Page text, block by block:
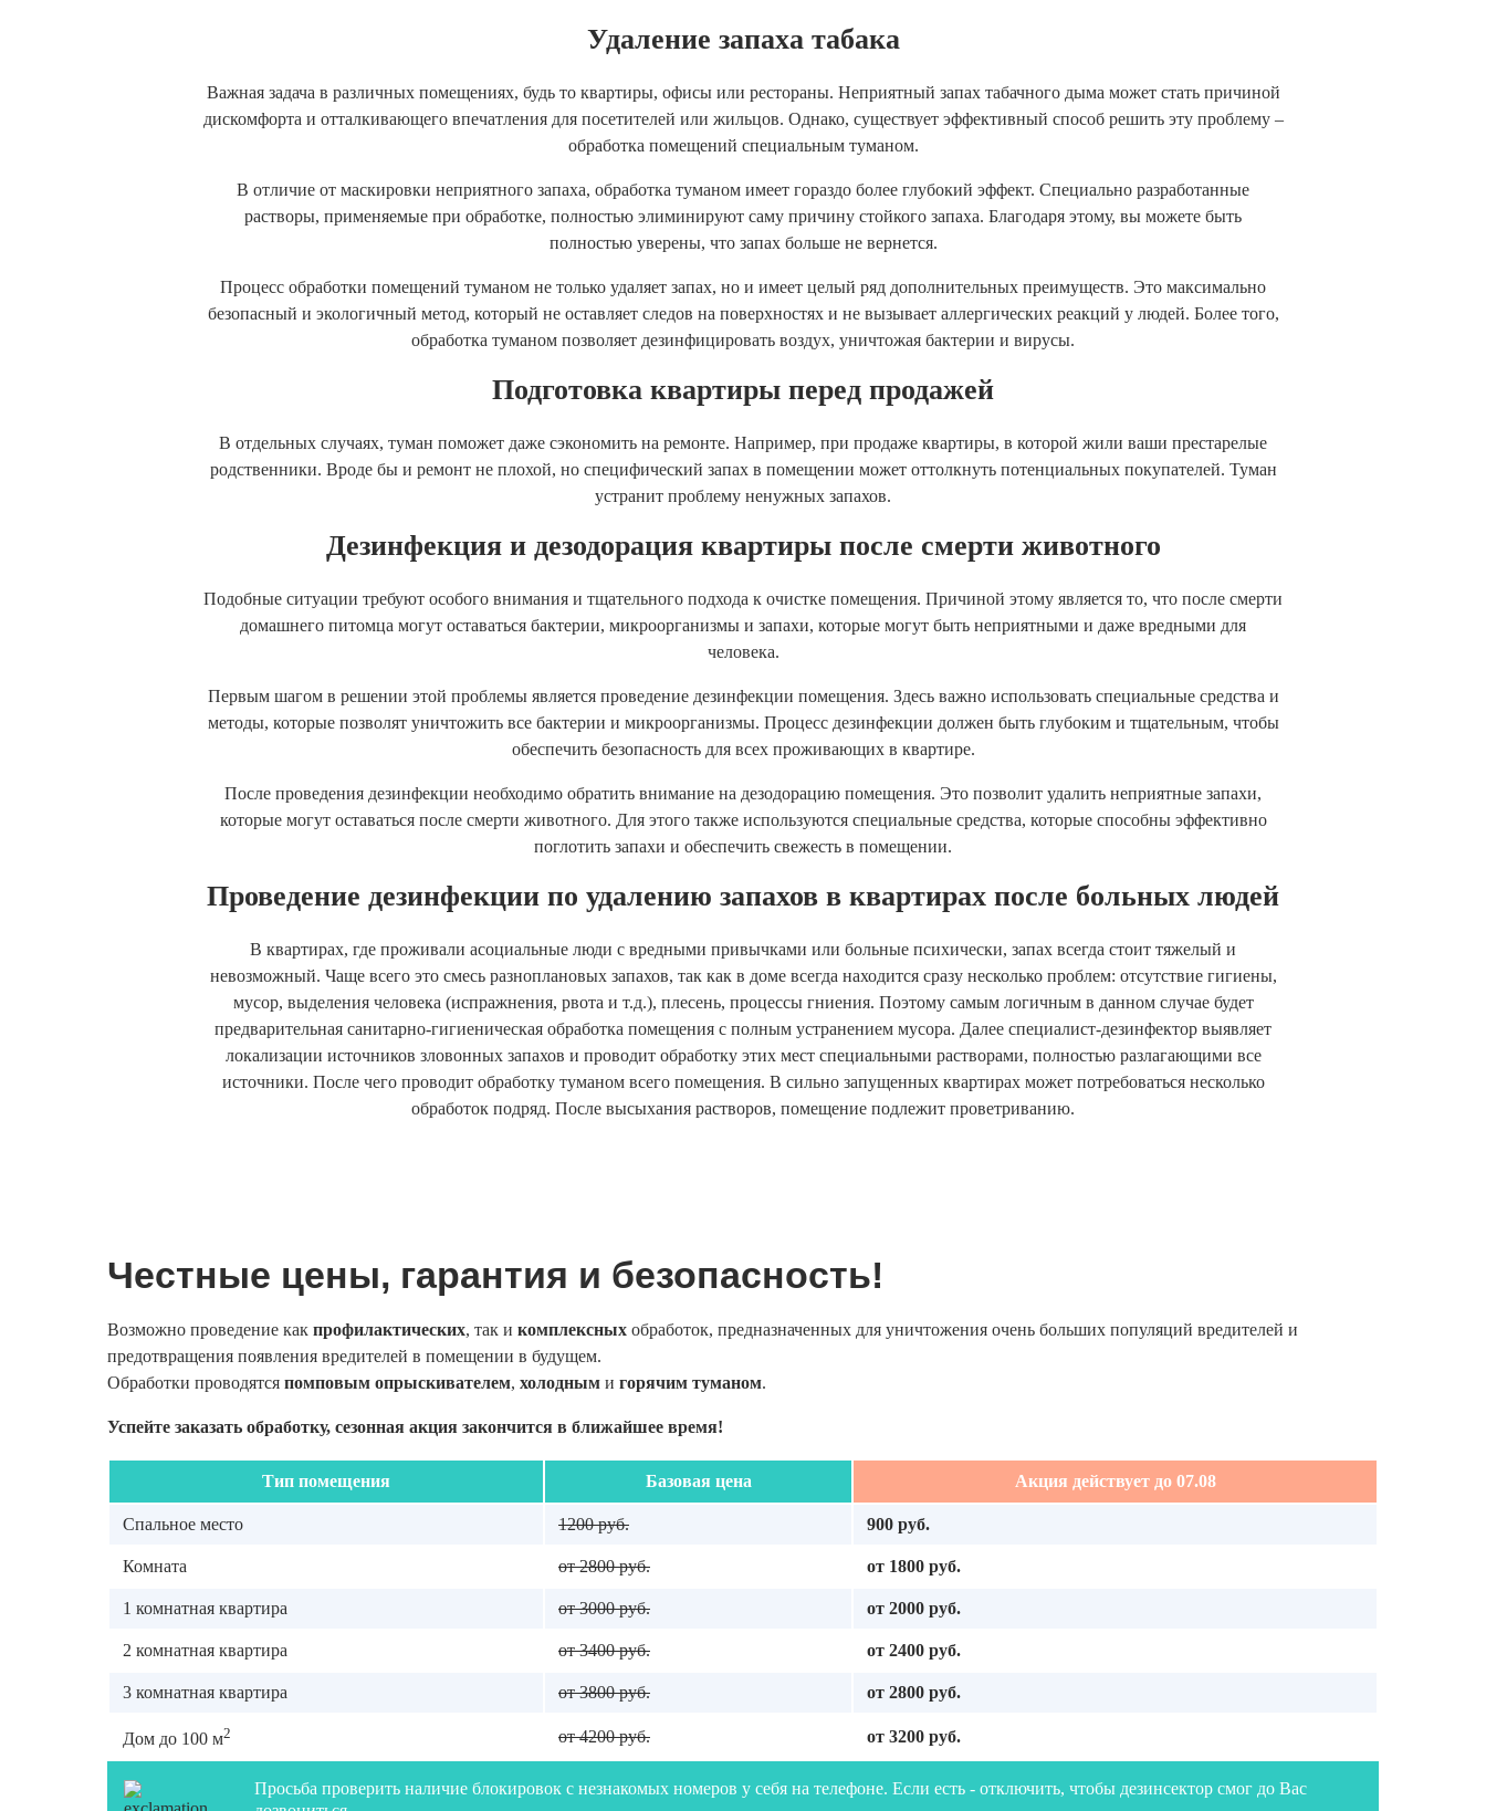
Удаление запаха табака
Важная задача в различных помещениях, будь то квартиры, офисы или рестораны. Неприятный запах табачного дыма может стать причиной
дискомфорта и отталкивающего впечатления для посетителей или жильцов. Однако, существует эффективный способ решить эту проблему –
обработка помещений специальным туманом.
В отличие от маскировки неприятного запаха, обработка туманом имеет гораздо более глубокий эффект. Специально разработанные
растворы, применяемые при обработке, полностью элиминируют саму причину стойкого запаха. Благодаря этому, вы можете быть
полностью уверены, что запах больше не вернется.
Процесс обработки помещений туманом не только удаляет запах, но и имеет целый ряд дополнительных преимуществ. Это максимально
безопасный и экологичный метод, который не оставляет следов на поверхностях и не вызывает аллергических реакций у людей. Более того,
обработка туманом позволяет дезинфицировать воздух, уничтожая бактерии и вирусы.
Подготовка квартиры перед продажей
В отдельных случаях, туман поможет даже сэкономить на ремонте. Например, при продаже квартиры, в которой жили ваши престарелые
родственники. Вроде бы и ремонт не плохой, но специфический запах в помещении может оттолкнуть потенциальных покупателей. Туман
устранит проблему ненужных запахов.
Дезинфекция и дезодорация квартиры после смерти животного
Подобные ситуации требуют особого внимания и тщательного подхода к очистке помещения. Причиной этому является то, что после смерти
домашнего питомца могут оставаться бактерии, микроорганизмы и запахи, которые могут быть неприятными и даже вредными для
человека.
Первым шагом в решении этой проблемы является проведение дезинфекции помещения. Здесь важно использовать специальные средства и
методы, которые позволят уничтожить все бактерии и микроорганизмы. Процесс дезинфекции должен быть глубоким и тщательным, чтобы
обеспечить безопасность для всех проживающих в квартире.
После проведения дезинфекции необходимо обратить внимание на дезодорацию помещения. Это позволит удалить неприятные запахи,
которые могут оставаться после смерти животного. Для этого также используются специальные средства, которые способны эффективно
поглотить запахи и обеспечить свежесть в помещении.
Проведение дезинфекции по удалению запахов в квартирах после больных людей
В квартирах, где проживали асоциальные люди с вредными привычками или больные психически, запах всегда стоит тяжелый и
невозможный. Чаще всего это смесь разноплановых запахов, так как в доме всегда находится сразу несколько проблем: отсутствие гигиены,
мусор, выделения человека (испражнения, рвота и т.д.), плесень, процессы гниения. Поэтому самым логичным в данном случае будет
предварительная санитарно-гигиеническая обработка помещения с полным устранением мусора. Далее специалист-дезинфектор выявляет
локализации источников зловонных запахов и проводит обработку этих мест специальными растворами, полностью разлагающими все
источники. После чего проводит обработку туманом всего помещения. В сильно запущенных квартирах может потребоваться несколько
обработок подряд. После высыхания растворов, помещение подлежит проветриванию.
Честные цены, гарантия и безопасность!
Возможно проведение как профилактических, так и комплексных обработок, предназначенных для уничтожения очень больших популяций вредителей и
предотвращения появления вредителей в помещении в будущем.
Обработки проводятся помповым опрыскивателем, холодным и горячим туманом.
Успейте заказать обработку, сезонная акция закончится в ближайшее время!
Тип помещения Базовая цена Акция действует до 07.08
Спальное место 1200 руб. 900 руб.
Комната от 2800 руб. от 1800 руб.
1 комнатная квартира от 3000 руб. от 2000 руб.
2 комнатная квартира от 3400 руб. от 2400 руб.
3 комнатная квартира от 3800 руб. от 2800 руб.
Дом до 100 м2 от 4200 руб. от 3200 руб.
Просьба проверить наличие блокировок с незнакомых номеров у себя на телефоне. Если есть - отключить, чтобы дезинсектор смог до Вас